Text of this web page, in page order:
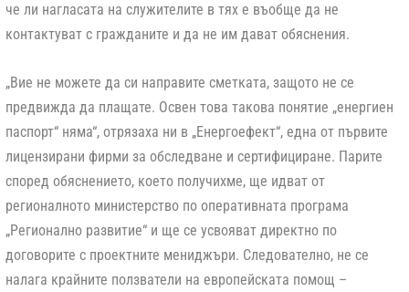
че ли нагласата на служителите в тях е въобще да не
контактуват с гражданите и да не им дават обяснения.
„Вие не можете да си направите сметката, защото не се
предвижда да плащате. Освен това такова понятие „енергиен
паспорт“ няма“, отрязаха ни в „Енергоефект“, една от първите
лицензирани фирми за обследване и сертифициране. Парите
според обяснението, което получихме, ще идват от
регионалното министерство по оперативната програма
„Регионално развитие“ и ще се усвояват директно по
договорите с проектните мениджъри. Следователно, не се
налага крайните ползватели на европейската помощ –